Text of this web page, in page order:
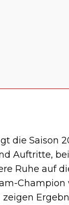
die Saison
Auftritte,
Ruhe auf